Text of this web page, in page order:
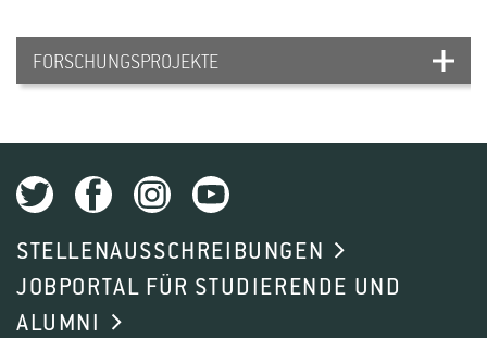
FORSCHUNGSPROJEKTE
AGRARÖKOLOGISCHER
TRANSITION VON
AGROFORSTLANDSCHAFTEN
MITHILFE EINES INNOVATIVEN
STELLENAUSSCHREIBUNGEN
JOBPORTAL FÜR STUDIERENDE UND
ALUMNI